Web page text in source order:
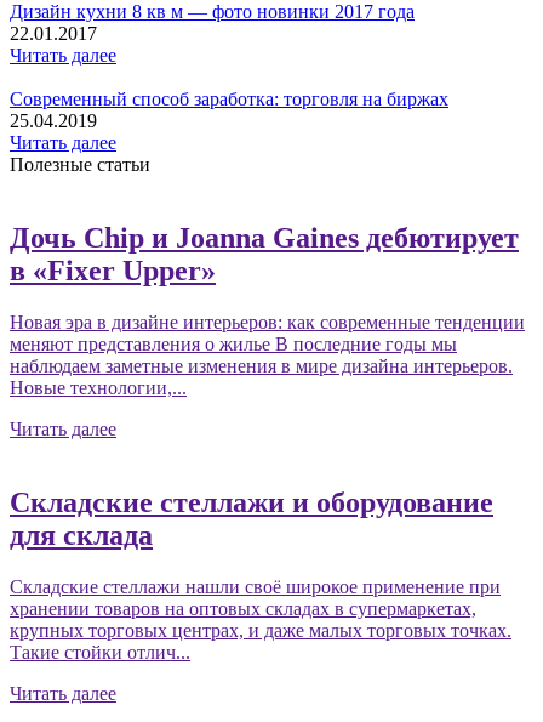
Дизайн кухни 8 кв м — фото новинки 2017 года
22.01.2017
Читать далее
Современный способ заработка: торговля на биржах
25.04.2019
Читать далее
Полезные статьи
Дочь Chip и Joanna Gaines дебютирует
в «Fixer Upper»
Новая эра в дизайне интерьеров: как современные тенденции
меняют представления о жилье В последние годы мы
наблюдаем заметные изменения в мире дизайна интерьеров.
Новые технологии,...
Читать далее
Складские стеллажи и оборудование
для склада
Складские стеллажи нашли своё широкое применение при
хранении товаров на оптовых складах в супермаркетах,
крупных торговых центрах, и даже малых торговых точках.
Такие стойки отлич...
Читать далее